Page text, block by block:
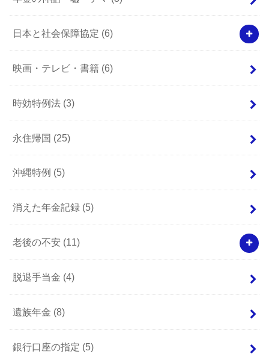
日本と社会保障協定 (6)
映画・テレビ・書籍 (6)
時効特例法 (3)
永住帰国 (25)
沖縄特例 (5)
消えた年金記録 (5)
老後の不安 (11)
脱退手当金 (4)
遺族年金 (8)
銀行口座の指定 (5)